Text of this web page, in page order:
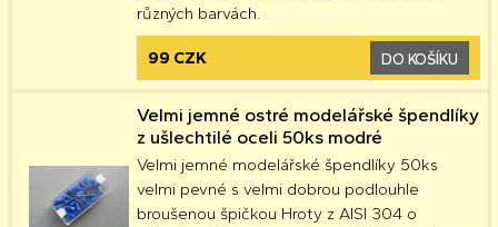
různých barvách.
99 CZK DO KOŠÍKU
Velmi jemné ostré modelářské špendlíky
z ušlechtilé oceli 50ks modré
Velmi jemné modelářské špendlíky 50ks
velmi pevné s velmi dobrou podlouhle
broušenou špičkou Hroty z AISI 304 o